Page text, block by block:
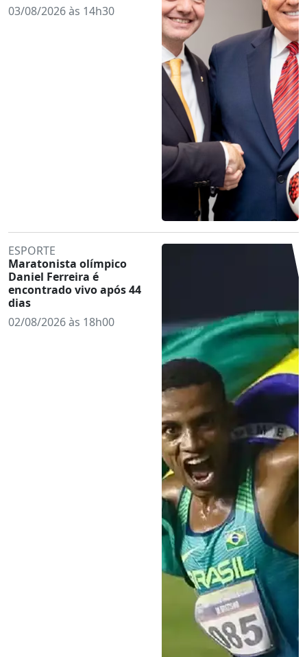
03/08/2026 às 14h30
ESPORTE
Maratonista olímpico
Daniel Ferreira é
encontrado vivo após 44
dias
02/08/2026 às 18h00